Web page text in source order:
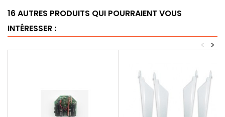
16 AUTRES PRODUITS QUI POURRAIENT VOUS
INTÉRESSER :
>
<